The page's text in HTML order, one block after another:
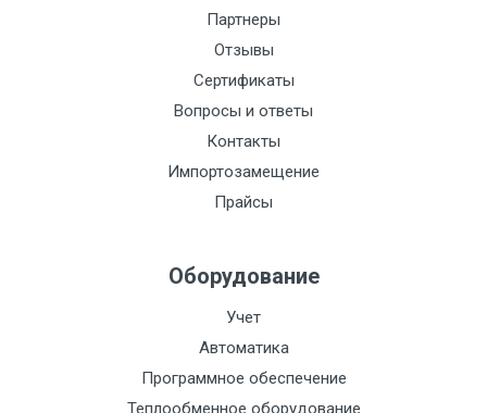
Партнеры
Отзывы
Сертификаты
Вопросы и ответы
Контакты
Импортозамещение
Прайсы
Оборудование
Учет
Автоматика
Программное обеспечение
Теплообменное оборудование